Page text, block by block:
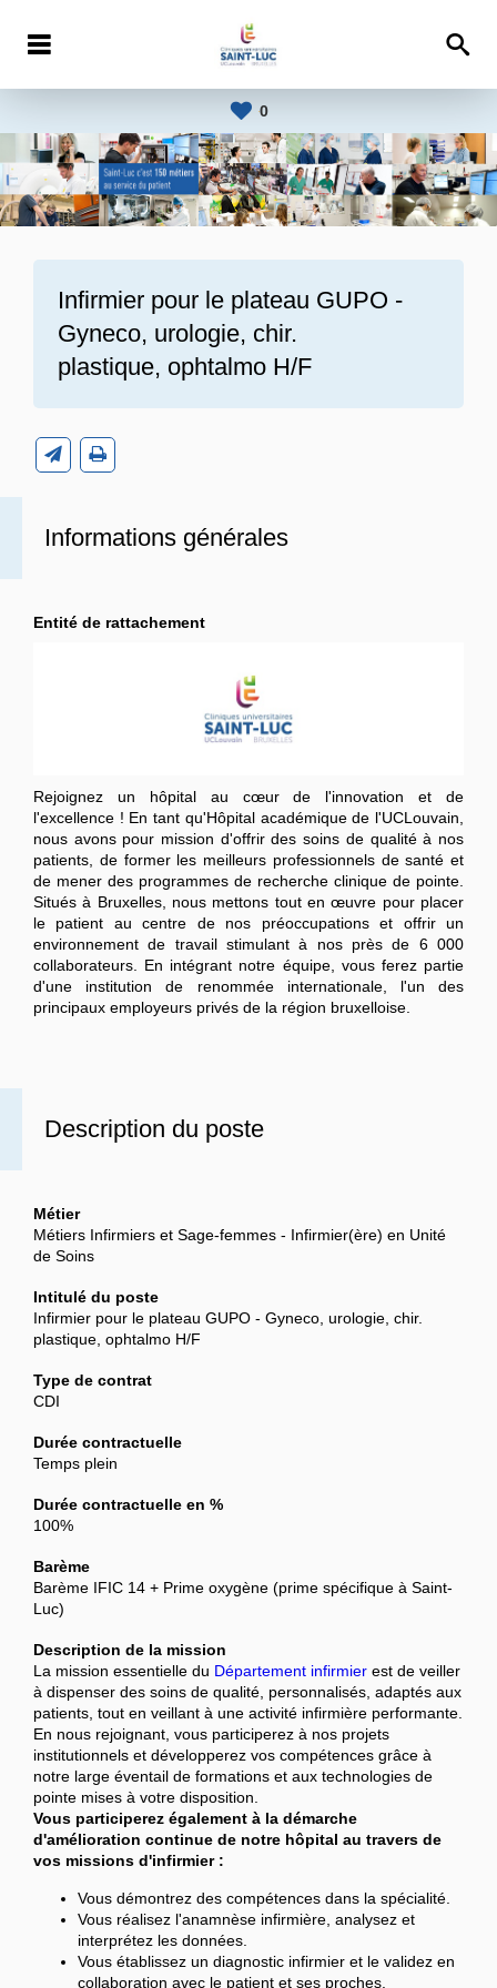
0
Infirmier pour le plateau GUPO -
Gyneco, urologie, chir.
plastique, ophtalmo H/F
Description du poste
Métier
Métiers Infirmiers et Sage-femmes - Infirmier(ère) en Unité
de Soins
Intitulé du poste
Infirmier pour le plateau GUPO - Gyneco, urologie, chir.
plastique, ophtalmo H/F
Type de contrat
CDI
Durée contractuelle
Temps plein
Durée contractuelle en %
100%
Barème
Barème IFIC 14 + Prime oxygène (prime spécifique à Saint-
Luc)
Description de la mission
La mission essentielle du Département infirmier est de veiller
à dispenser des soins de qualité, personnalisés, adaptés aux
patients, tout en veillant à une activité infirmière performante.
En nous rejoignant, vous participerez à nos projets
institutionnels et développerez vos compétences grâce à
notre large éventail de formations et aux technologies de
pointe mises à votre disposition.
Vous participerez également à la démarche
d'amélioration continue de notre hôpital au travers de
vos missions d'infirmier :
Vous démontrez des compétences dans la spécialité.
Vous réalisez l'anamnèse infirmière, analysez et
interprétez les données.
Vous établissez un diagnostic infirmier et le validez en
collaboration avec le patient et ses proches.
Informations générales
Entité de rattachement
Rejoignez un hôpital au cœur de l'innovation et de
l'excellence ! En tant qu'Hôpital académique de l'UCLouvain,
nous avons pour mission d'offrir des soins de qualité à nos
patients, de former les meilleurs professionnels de santé et
de mener des programmes de recherche clinique de pointe.
Situés à Bruxelles, nous mettons tout en œuvre pour placer
le patient au centre de nos préoccupations et offrir un
environnement de travail stimulant à nos près de 6 000
collaborateurs. En intégrant notre équipe, vous ferez partie
d'une institution de renommée internationale, l'un des
principaux employeurs privés de la région bruxelloise.